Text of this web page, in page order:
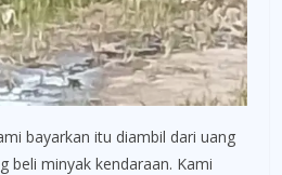
bayarkan itu diambil dari uang
beli minyak kendaraan. Kami